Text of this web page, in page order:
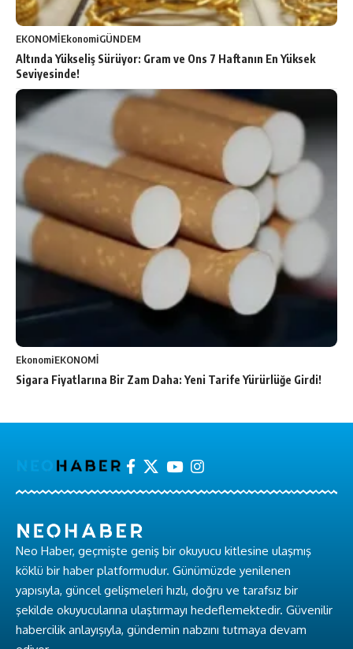
EKONOMİEkonomiGÜNDEM
Altında Yükseliş Sürüyor: Gram ve Ons 7 Haftanın En Yüksek
Seviyesinde!
EkonomiEKONOMİ
Sigara Fiyatlarına Bir Zam Daha: Yeni Tarife Yürürlüğe Girdi!
Neo Haber, geçmişte geniş bir okuyucu kitlesine ulaşmış
köklü bir haber platformudur. Günümüzde yenilenen
yapısıyla, güncel gelişmeleri hızlı, doğru ve tarafsız bir
şekilde okuyucularına ulaştırmayı hedeflemektedir. Güvenilir
habercilik anlayışıyla, gündemin nabzını tutmaya devam